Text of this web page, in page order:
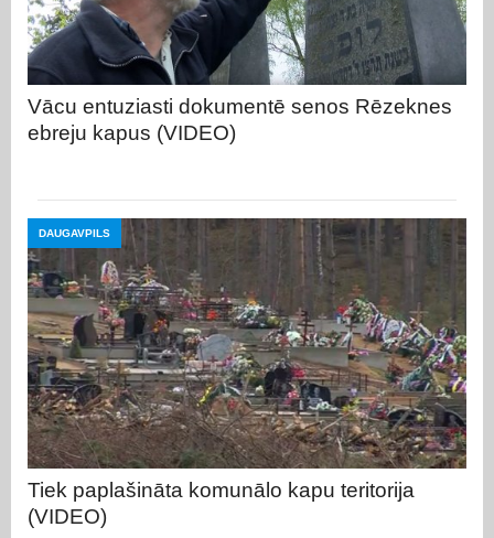
Vācu entuziasti dokumentē senos Rēzeknes
ebreju kapus (VIDEO)
DAUGAVPILS
Tiek paplašināta komunālo kapu teritorija
(VIDEO)